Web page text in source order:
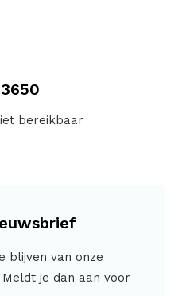
bereikbaar
blijven van onze
je dan aan voor